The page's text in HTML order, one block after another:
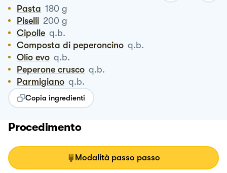
Pasta 180 g
Piselli 200 g
Cipolle q.b.
Composta di peperoncino q.b.
Olio evo q.b.
Peperone crusco q.b.
Parmigiano q.b.
Copia ingredienti
Procedimento
Modalità passo passo